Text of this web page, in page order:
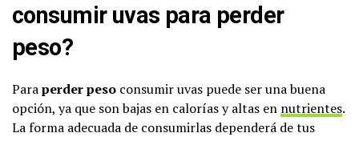
consumir uvas para perder
peso?
Paraperder peso consumir uvas puede ser una buena
opción, ya que son bajas en calorías y altas en nutrientes.
La forma adecuada de consumirlas dependerá de tus